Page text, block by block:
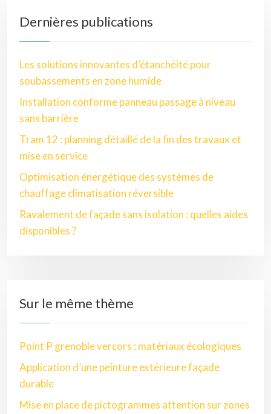
Dernières publications
Les solutions innovantes d’étanchéité pour
soubassements en zone humide
Installation conforme panneau passage à niveau
sans barrière
Tram 12 : planning détaillé de la fin des travaux et
mise en service
Optimisation énergétique des systèmes de
chauffage climatisation réversible
Ravalement de façade sans isolation : quelles aides
disponibles ?
Sur le même thème
Point P grenoble vercors : matériaux écologiques
Application d’une peinture extérieure façade
durable
Mise en place de pictogrammes attention sur zones